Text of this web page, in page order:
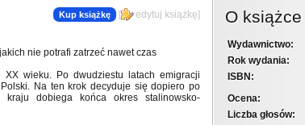
Kup książkę [ edytuj książkę]
nie potrafi zatrzeć nawet czas
XX wieku. Po dwudziestu latach emigracji
Na ten krok decyduje się dopiero po
kraju dobiega końca okres stalinowsko-
O książce
Wydawnictwo:
Rok wydania:
ISBN:
Ocena:
Liczba głosów: